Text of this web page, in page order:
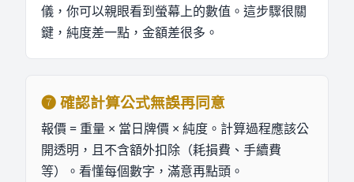
儀，你可以親眼看到螢幕上的數值。這步驟很關
鍵，純度差一點，金額差很多。
❼ 確認計算公式無誤再同意
報價 = 重量 × 當日牌價 × 純度。計算過程應該公
開透明，且不含額外扣除（耗損費、手續費
等）。看懂每個數字，滿意再點頭。